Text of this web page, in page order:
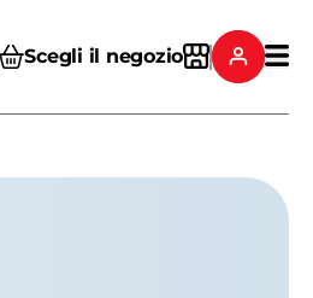
Scegli il negozio